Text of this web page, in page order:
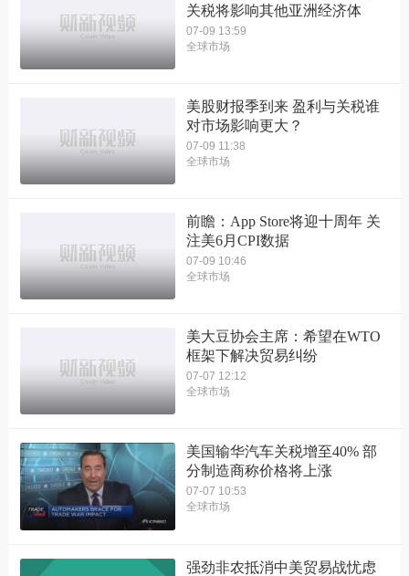
关税将影响其他亚洲经济体
07-09 13:59
全球市场
美股财报季到来 盈利与关税谁
对市场影响更大？
07-09 11:38
全球市场
前瞻：App Store将迎十周年 关
注美6月CPI数据
07-09 10:46
全球市场
美大豆协会主席：希望在WTO
框架下解决贸易纠纷
07-07 12:12
全球市场
美国输华汽车关税增至40% 部
分制造商称价格将上涨
07-07 10:53
全球市场
强劲非农抵消中美贸易战忧虑